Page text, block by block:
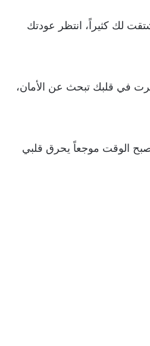
لك كثيراً، انتظر عودتك
في قلبك تبحث عن الأمان،
الوقت موجعاً يحرق قلبي